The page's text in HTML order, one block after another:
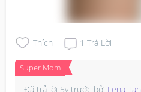
Thích 1 Trả Lời
Super Mom
Đã trả lời 5y trước bởi Lena Tan